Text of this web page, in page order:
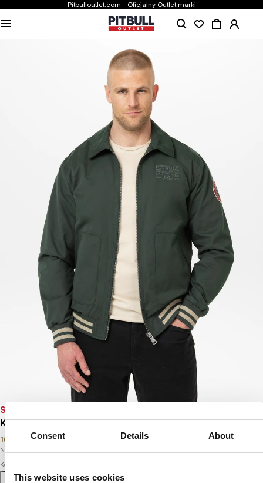
Consent Details About
This website uses cookies
Pitbulloutlet.com - Oficjalny Outlet marki
SALE
KURTKA PRZEJŚCIOWA MĘSKA PIONEER
169 349 PLN
Najniższa cena w okresie ostatnich 30 dni:
Kolor: dark green